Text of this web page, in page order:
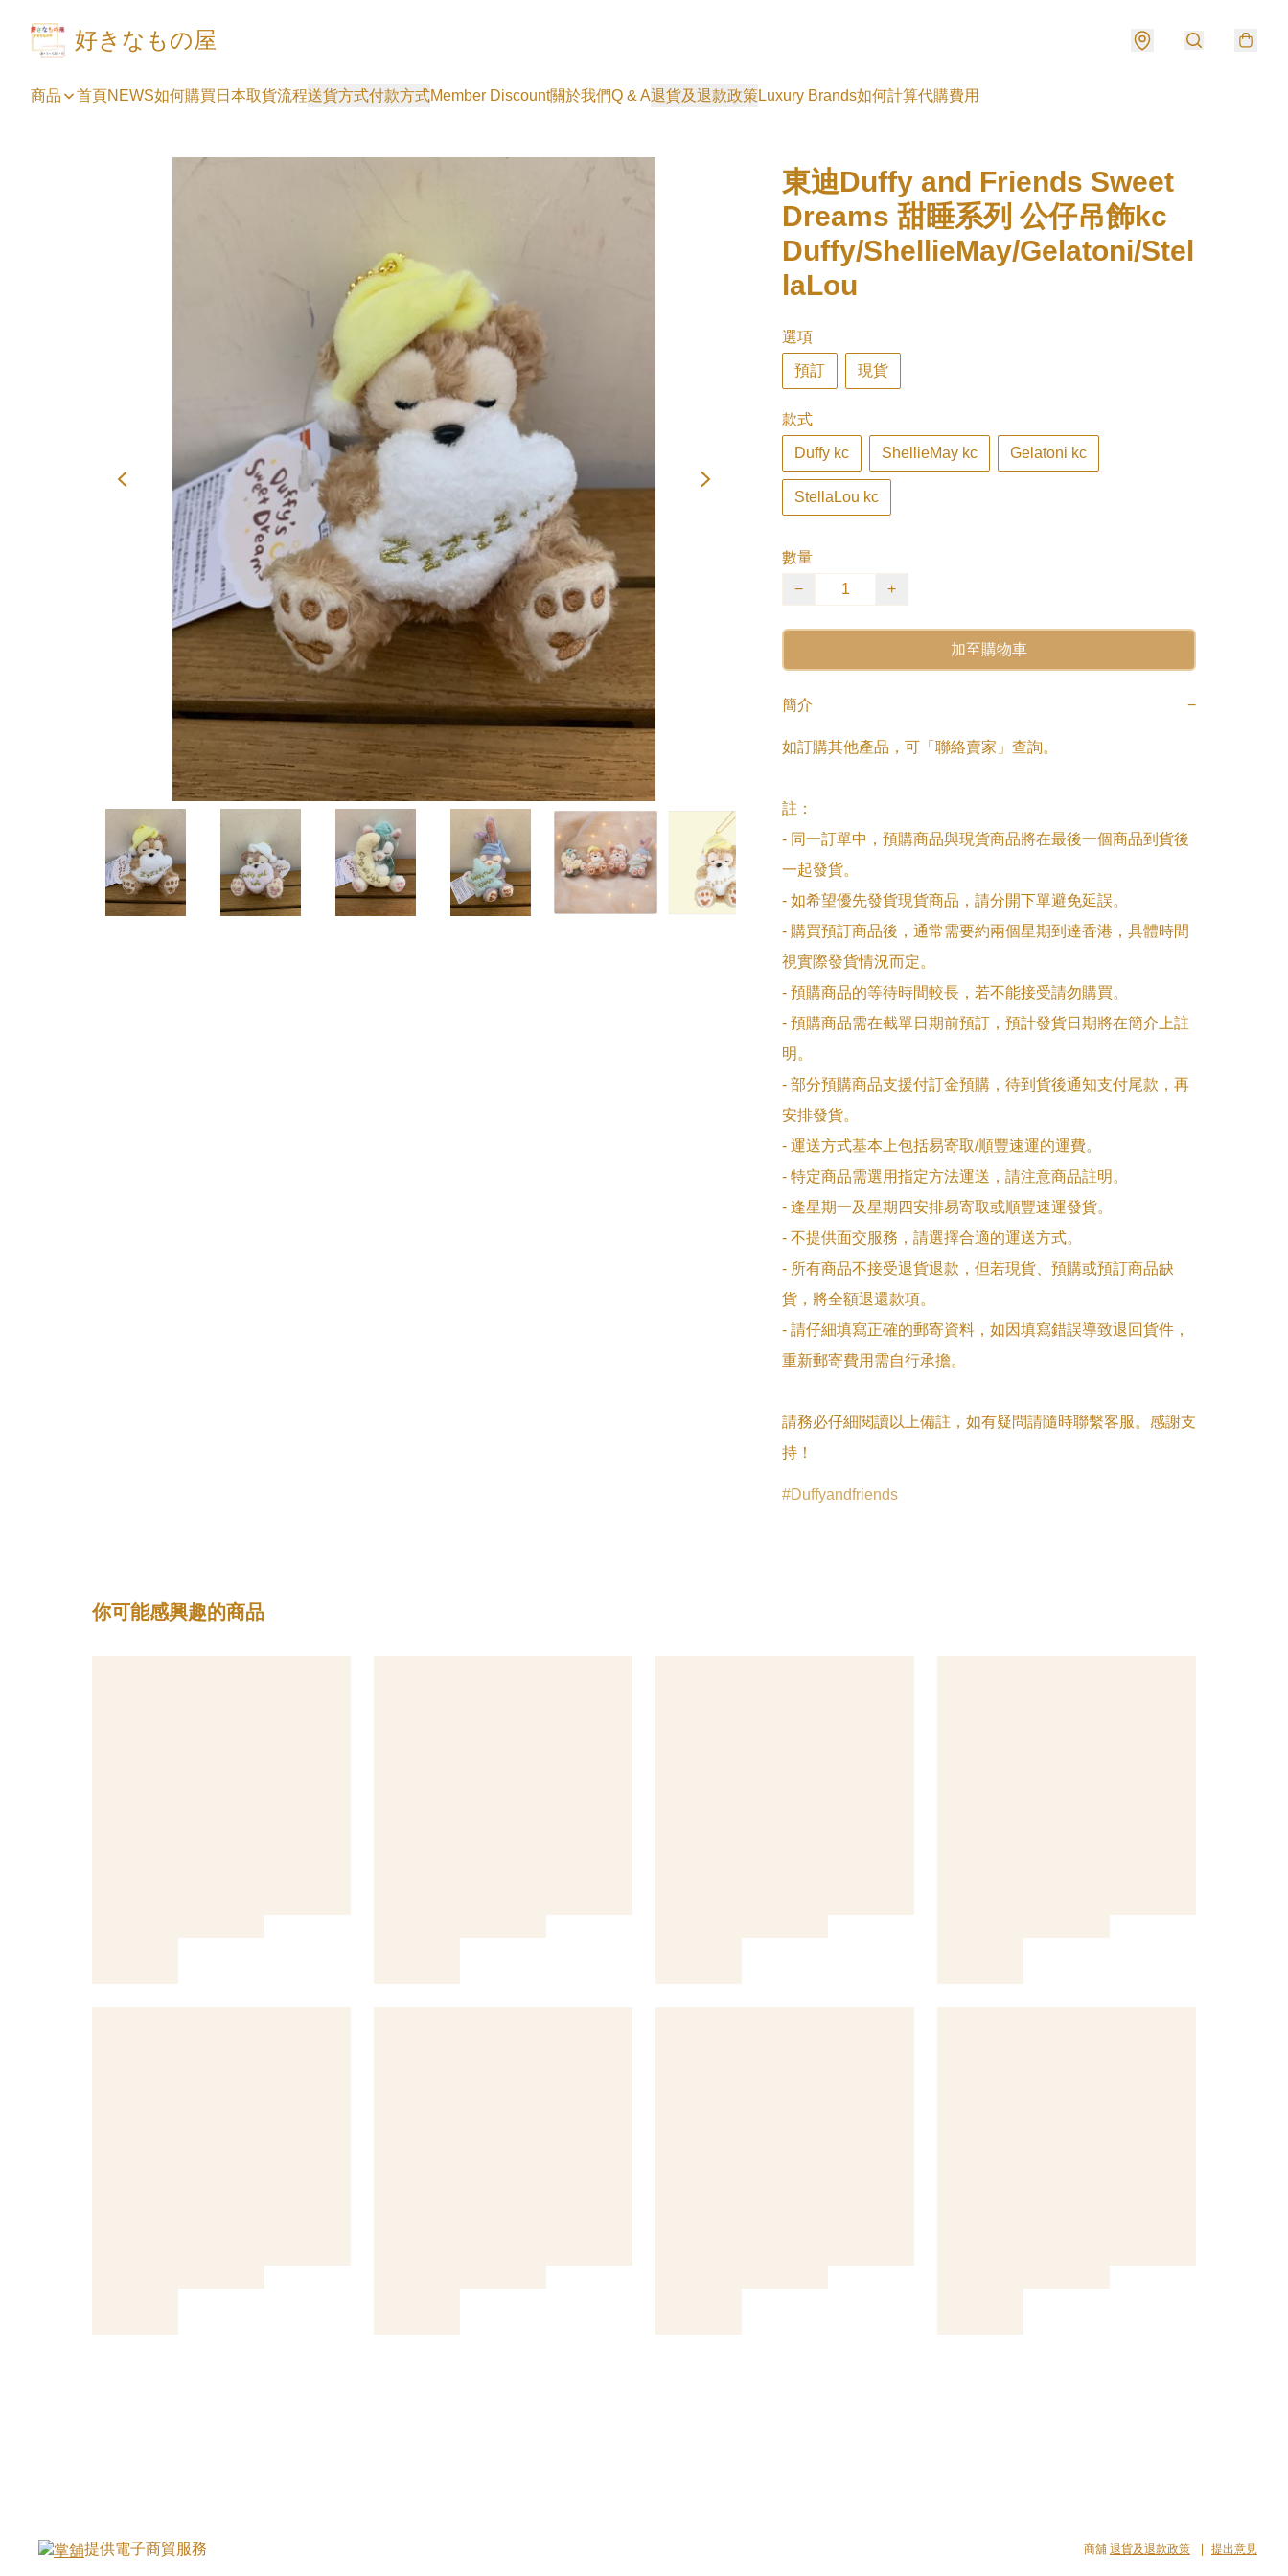
好きなもの屋
商品 首頁NEWS如何購買 日本取貨流程送貨方式付款方式Member Discount關於我們Q & A退貨及退款政策Luxury Brands如何計算代購費用
東迪Duffy and Friends Sweet
Dreams 甜睡系列 公仔吊飾kc
Duffy/ShellieMay/Gelatoni/Stel
laLou
選項
預訂 現貨
款式
Duffy kc ShellieMay kc Gelatoni kc
StellaLou kc
數量
−
+
加至購物車
簡介 −
如訂購其他產品，可「聯絡賣家」查詢。
註：
- 同一訂單中，預購商品與現貨商品將在最後一個商品到貨後
一起發貨。
- 如希望優先發貨現貨商品，請分開下單避免延誤。
- 購買預訂商品後，通常需要約兩個星期到達香港，具體時間
視實際發貨情況而定。
- 預購商品的等待時間較長，若不能接受請勿購買。
- 預購商品需在截單日期前預訂，預計發貨日期將在簡介上註
明。
- 部分預購商品支援付訂金預購，待到貨後通知支付尾款，再
安排發貨。
- 運送方式基本上包括易寄取/順豐速運的運費。
- 特定商品需選用指定方法運送，請注意商品註明。
- 逢星期一及星期四安排易寄取或順豐速運發貨。
- 不提供面交服務，請選擇合適的運送方式。
- 所有商品不接受退貨退款，但若現貨、預購或預訂商品缺
貨，將全額退還款項。
- 請仔細填寫正確的郵寄資料，如因填寫錯誤導致退回貨件，
重新郵寄費用需自行承擔。
請務必仔細閱讀以上備註，如有疑問請隨時聯繫客服。感謝支
持！
Duffyandfriends
你可能感興趣的商品
提供電子商貿服務 商舖 退貨及退款政策 提出意見